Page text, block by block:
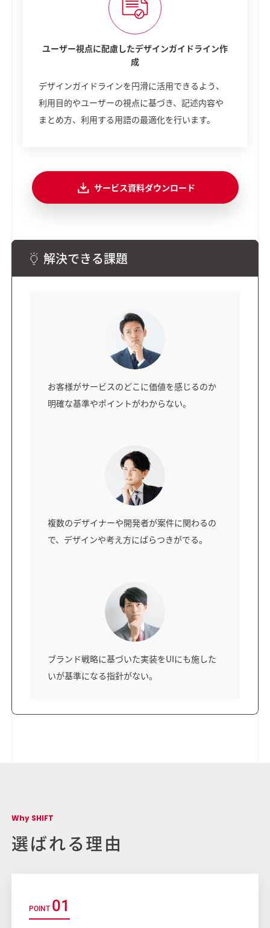
ユーザー視点に配慮したデザインガイドライン作
成
デザインガイドラインを円滑に活用できるよう、
利用目的やユーザーの視点に基づき、記述内容や
まとめ方、利用する用語の最適化を行います。
サービス資料ダウンロード
解決できる課題
お客様がサービスのどこに価値を感じるのか
明確な基準やポイントがわからない。
複数のデザイナーや開発者が案件に関わるの
で、デザインや考え方にばらつきがでる。
ブランド戦略に基づいた実装をUIにも施した
いが基準になる指針がない。
Why SHIFT
選ばれる理由
01